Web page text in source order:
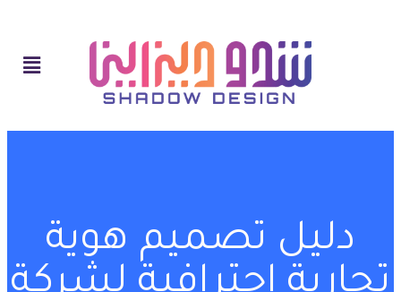
دليل تصميم هوية